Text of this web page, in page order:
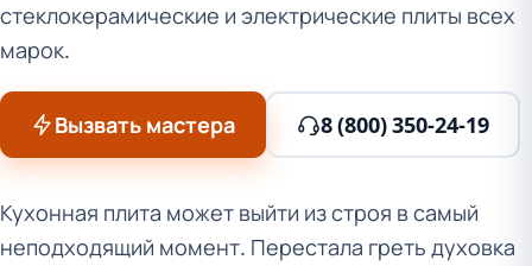
стеклокерамические и электрические плиты всех
марок.
Вызвать мастера 8 (800) 350-24-19
Кухонная плита может выйти из строя в самый
неподходящий момент. Перестала греть духовка